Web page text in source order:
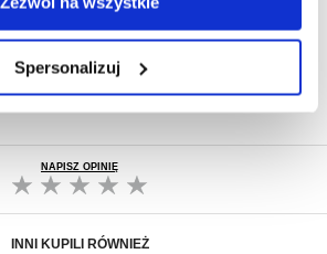
Spersonalizuj
ZWROTU
NAPISZ OPINIĘ
INNI KUPILI RÓWNIEŻ